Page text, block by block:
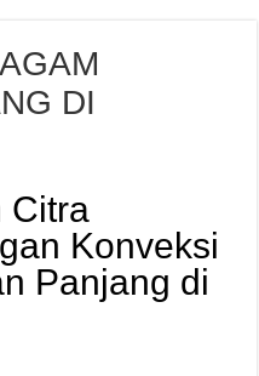
DI
Citra
Konveksi
Panjang di